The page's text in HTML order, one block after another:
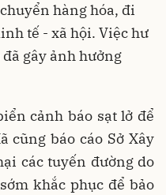
hàng hóa, đi
tế - xã hội. Việc hư
gây ảnh hưởng
cảnh báo sạt lở để
cũng báo cáo Sở Xây
các tuyến đường do
khắc phục để bảo